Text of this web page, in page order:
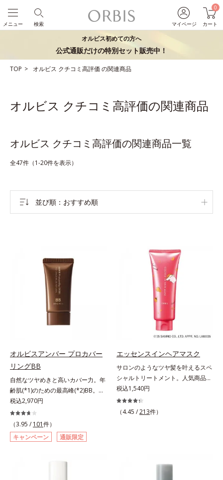
マイページ
0
カート
検索
メニュー
オルビス初めての方へ
公式通販だけの特別セット販売中！
TOP オルビス クチコミ高評価 の関連商品
オルビス クチコミ高評価の関連商品
オルビス クチコミ高評価の関連商品一覧
全47件（1-20件を表示）
並び順 おすすめ順
オルビスアンバー プロカバー
リングBB
自然なツヤめきと高いカバー力。年
齢肌(*1)のための最高峰(*2)BB。年
齢肌(*1)のための最高峰(*2)BBクリ
ームです。肌のアラを光でふわりと
とばし、くすみや凹凸も軽やかにカ
バー。さらに厚みのあるテクスチャ
ーが均一にのび広がり、しっかりカ
す。年齢肌による黄ぐすみや血色の
税込2,970円
（3.95 / 101件）
キャンペーン
通販限定
エッセンスインヘアマスク
サロンのようなツヤ髪を叶えるスペ
シャルトリートメント。人気商品
「エッセンスインヘアミルク」と同
じシリーズの、お風呂で美しいツヤ
髪を叶えるスペシャルヘアマスクで
税込1,540円
（4.45 /213件）